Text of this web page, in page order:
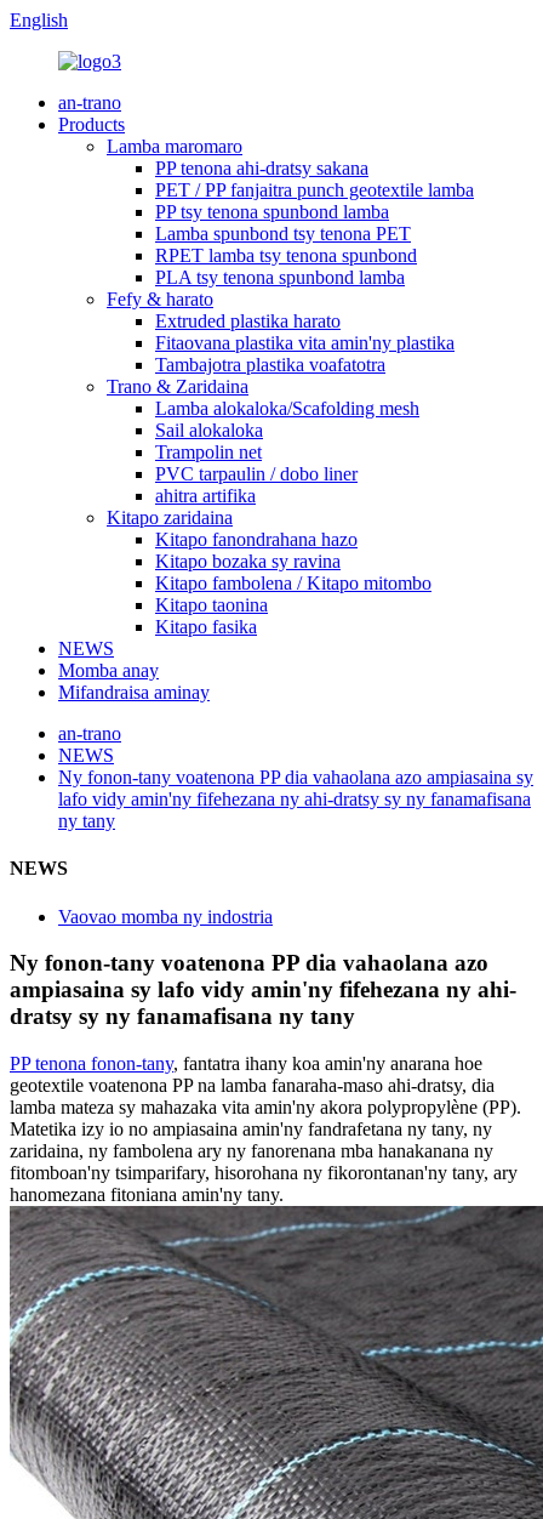
English
an-trano
Products
Lamba maromaro
PP tenona ahi-dratsy sakana
PET / PP fanjaitra punch geotextile lamba
PP tsy tenona spunbond lamba
Lamba spunbond tsy tenona PET
RPET lamba tsy tenona spunbond
PLA tsy tenona spunbond lamba
Fefy & harato
Extruded plastika harato
Fitaovana plastika vita amin'ny plastika
Tambajotra plastika voafatotra
Trano & Zaridaina
Lamba alokaloka/Scafolding mesh
Sail alokaloka
Trampolin net
PVC tarpaulin / dobo liner
ahitra artifika
Kitapo zaridaina
Kitapo fanondrahana hazo
Kitapo bozaka sy ravina
Kitapo fambolena / Kitapo mitombo
Kitapo taonina
Kitapo fasika
NEWS
Momba anay
Mifandraisa aminay
an-trano
NEWS
Ny fonon-tany voatenona PP dia vahaolana azo ampiasaina sy
lafo vidy amin'ny fifehezana ny ahi-dratsy sy ny fanamafisana
ny tany
NEWS
Vaovao momba ny indostria
Ny fonon-tany voatenona PP dia vahaolana azo
ampiasaina sy lafo vidy amin'ny fifehezana ny ahi-
dratsy sy ny fanamafisana ny tany
PP tenona fonon-tany, fantatra ihany koa amin'ny anarana hoe
geotextile voatenona PP na lamba fanaraha-maso ahi-dratsy, dia
lamba mateza sy mahazaka vita amin'ny akora polypropylène (PP).
Matetika izy io no ampiasaina amin'ny fandrafetana ny tany, ny
zaridaina, ny fambolena ary ny fanorenana mba hanakanana ny
fitomboan'ny tsimparifary, hisorohana ny fikorontanan'ny tany, ary
hanomezana fitoniana amin'ny tany.